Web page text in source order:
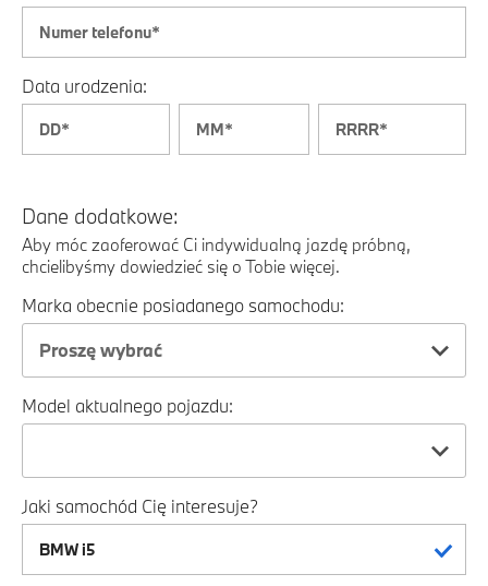
Data urodzenia:
Dane dodatkowe:
Aby móc zaoferować Ci indywidualną jazdę próbną,
chcielibyśmy dowiedzieć się o Tobie więcej.
Marka obecnie posiadanego samochodu:
Proszę wybrać
Model aktualnego pojazdu:
Jaki samochód Cię interesuje?